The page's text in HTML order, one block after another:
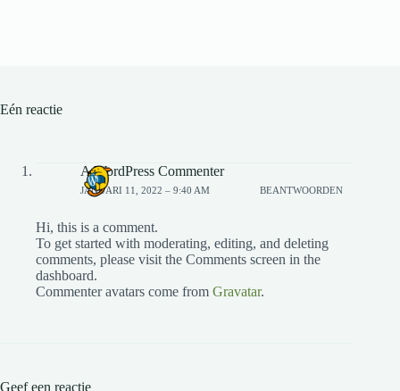
Eén reactie
A WordPress Commenter
JANUARI 11, 2022 – 9:40 AM BEANTWOORDEN
Hi, this is a comment.
To get started with moderating, editing, and deleting
comments, please visit the Comments screen in the
dashboard.
Commenter avatars come from Gravatar.
Geef een reactie